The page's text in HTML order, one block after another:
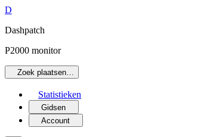
D
Dashpatch
P2000 monitor
Zoek plaatsen…
Statistieken
Gidsen
Account